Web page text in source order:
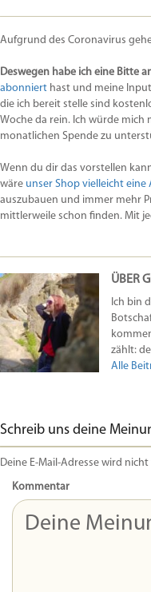
Aufgrund des Coronavirus
Deswegen habe ich eine Bitte
abonniert hast und meine
die ich bereit stelle sind
Woche da rein. Ich würde
monatlichen Spende zu
Wenn du dir das vorstellen
wäre unser Shop vielleicht eine
auszubauen und immer mehr
mittlerweile schon finden. Mit
ÜBER
Ich bin
zählt:
Alle
Schreib uns deine
Deine E-Mail-Adresse wird
Kommentar